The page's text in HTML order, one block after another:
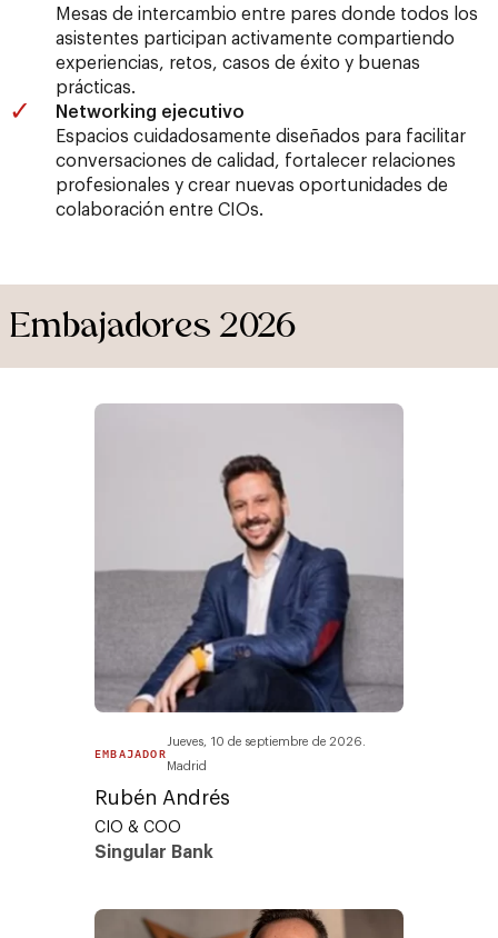
Mesas de intercambio entre pares donde todos los
asistentes participan activamente compartiendo
experiencias, retos, casos de éxito y buenas
prácticas.
Networking ejecutivo
Espacios cuidadosamente diseñados para facilitar
conversaciones de calidad, fortalecer relaciones
profesionales y crear nuevas oportunidades de
colaboración entre CIOs.
Embajadores 2026
EMBAJADOR
Jueves, 10 de septiembre de 2026.
Madrid
Rubén Andrés
CIO & COO
Singular Bank